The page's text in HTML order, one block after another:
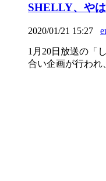
SHELLY、や
2020/01/21 15:27
1月20日放送の「
合い企画が行われ